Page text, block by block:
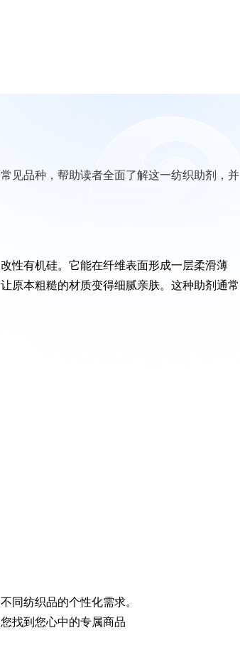
见品种，帮助读者全面了解这一纺织助剂，并
性有机硅。它能在纤维表面形成一层柔滑薄
原本粗糙的材质变得细腻亲肤。这种助剂通常
同纺织品的个性化需求。
找到您心中的专属商品